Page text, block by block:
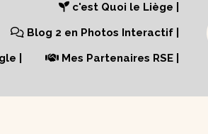
c'est Quoi le Liège |
Blog 2 en Photos Interactif |
|
Mes Partenaires RSE |